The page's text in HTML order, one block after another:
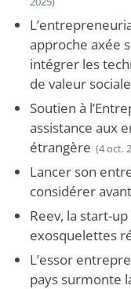
approche axée
intégrer les
de valeur
Soutien à
assistance aux
étrangère (4 oct.
Lancer son
considérer
Reev, la start-
exosquelettes
L’essor
pays surmonte